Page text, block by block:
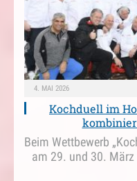
4. MAI 2026
Kochduell im
Beim Wettbewerb
am 29. und 30.